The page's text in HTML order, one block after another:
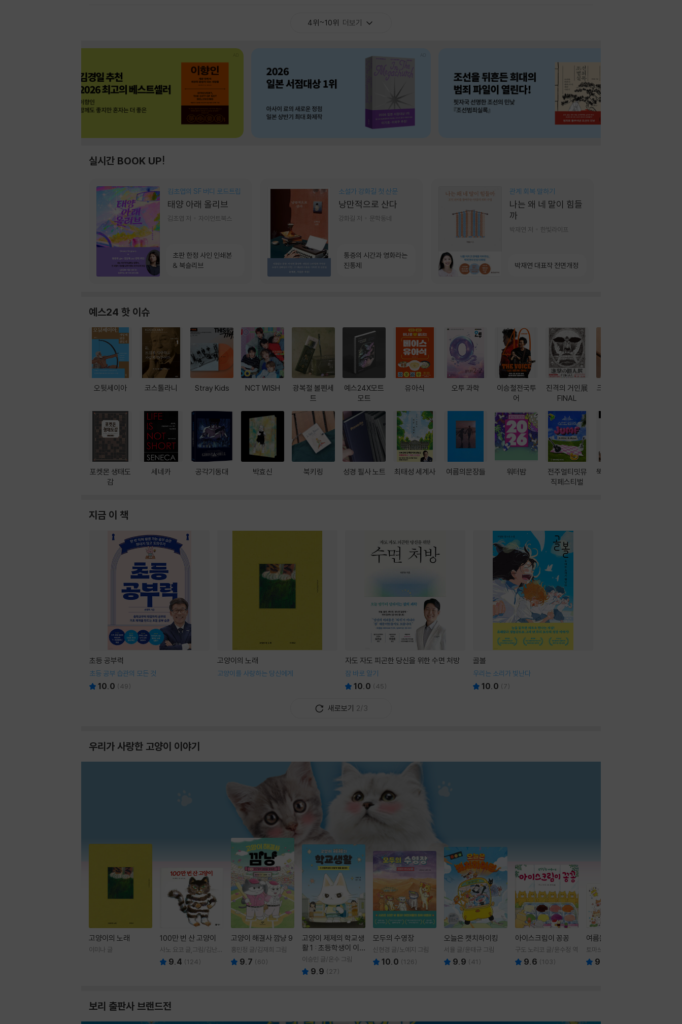
4위~10위 더보기
실시간 BOOK UP!
김초엽의 SF 버디 로드트립
태양 아래 올리브
김초엽 저 자이언트북스
초판 한정 사인 인쇄본
& 북슬리브
소설가 강화길 첫 산문
낭만적으로 산다
강화길 저 문학동네
통증의 시간과 영화라는
진통제
관계 회복 말하기
나는 왜 네 말이 힘들
까
박재연 저 한빛라이프
박재연 대표작 전면개정
예스24 핫 이슈
오뒷세이아
포켓몬 생태도
감
코스톨라니
세네카
Stray Kids
공각기동대
NCT WISH
박효신
광복절 볼펜세
트
북키링
예스24X모트
모트
성경 필사 노트
유아식
최태성 세계사
오투 과학
여름의문장들
이승철전국투
어
워터밤
진격의 거인展
FINAL
전주얼티밋뮤
직페스티벌
크레마 이북 리
뚝딱! AI 3대장
지금 이 책
초등 공부력
초등 공부 습관의 모든 것
10.0 (49)
고양이의 노래
고양이를 사랑하는 당신에게
자도 자도 피곤한 당신을 위한 수면 처방
잠 바로 알기
10.0 (45)
골볼
우리는 소리가 빛난다
10.0 (7)
새로보기 2/3
우리가 사랑한 고양이 이야기
고양이의 노래
이미나 글
100만 번 산 고양이
사노 요코 글,그림/김난주
역 9.4 (124)
고양이 해결사 깜냥 9
홍민정 글/김재희 그림
9.7 (60)
고양이 제제의 학교생
활 1 : 초등학생이 이
렇게 힘들 줄이야
이승민 글/온수 그림
9.9 ( 27)
모두의 수영장
신현경 글/노예지 그림
10.0 (126)
오늘은 캣치하이킹
서율 글/윤태규 그림
9.9 (41 )
아이스크림이 꽁꽁
구도 노리코 글/윤수정 역
9.6 (103)
여름을 부탁해
토마쓰리 글그림
9.8
보리 출판사 브랜드전